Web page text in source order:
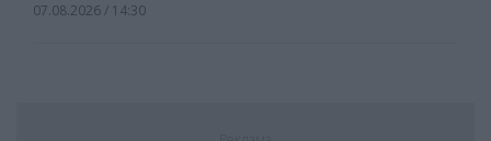
07.08.2026 / 14:30